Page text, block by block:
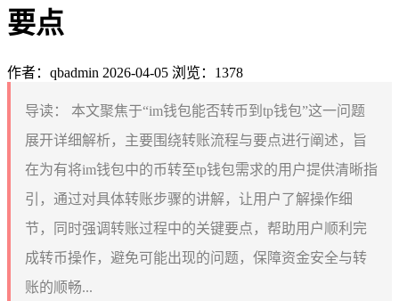
要点
作者：qbadmin 2026-04-05 浏览：1378
导读：
本文聚焦于“im钱包能否转币到tp钱包”这一问题
展开详细解析，主要围绕转账流程与要点进行阐述，旨
在为有将im钱包中的币转至tp钱包需求的用户提供清晰指
引，通过对具体转账步骤的讲解，让用户了解操作细
节，同时强调转账过程中的关键要点，帮助用户顺利完
成转币操作，避免可能出现的问题，保障资金安全与转
账的顺畅...